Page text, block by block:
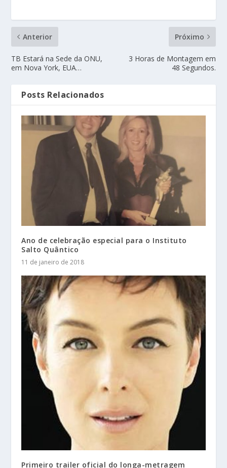
Anterior
TB Estará na Sede da ONU,
em Nova York, EUA…
Próximo
3 Horas de Montagem em
48 Segundos.
Posts Relacionados
Ano de celebração especial para o Instituto
Salto Quântico
11 de janeiro de 2018
Primeiro trailer oficial do longa-metragem